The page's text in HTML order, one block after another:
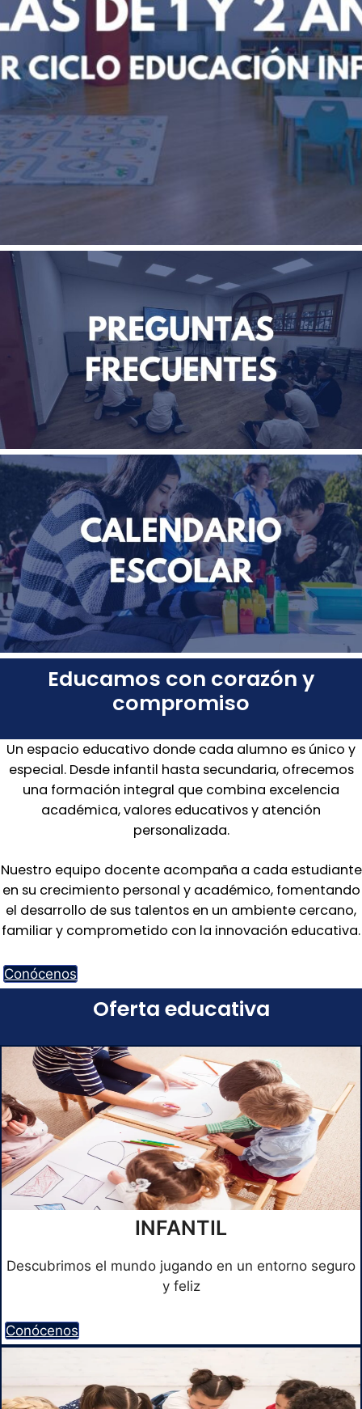
Educamos con corazón y
compromiso
Un espacio educativo donde cada alumno es único y
especial. Desde infantil hasta secundaria, ofrecemos
una formación integral que combina excelencia
académica, valores educativos y atención
personalizada.
Nuestro equipo docente acompaña a cada estudiante
en su crecimiento personal y académico, fomentando
el desarrollo de sus talentos en un ambiente cercano,
familiar y comprometido con la innovación educativa.
Conócenos
Oferta educativa
INFANTIL
Descubrimos el mundo jugando en un entorno seguro
y feliz
Conócenos